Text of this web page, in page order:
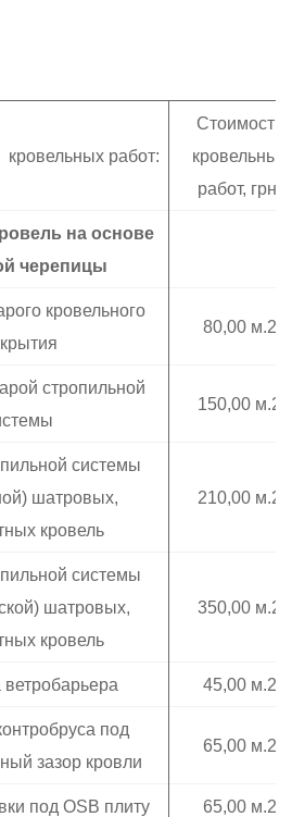
работ:
Стоимость
кровельных
работ, грн
на основе
черепицы
кровельного
80,00 м.2
стропильной
150,00 м.2
системы
шатровых,
кровель
210,00 м.2
системы
шатровых,
кровель
350,00 м.2
ветробарьера 45,00 м.2
под
зазор кровли
65,00 м.2
под OSB плиту 65,00 м.2